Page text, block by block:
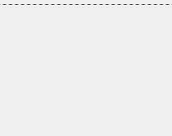
市。如果 PS5 Pro 今年稍晚推出